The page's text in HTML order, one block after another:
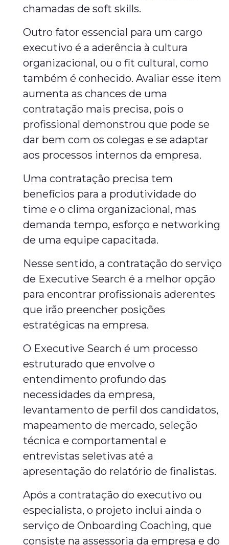
chamadas de soft skills.
Outro fator essencial para um cargo
executivo é a aderência à cultura
organizacional, ou o fit cultural, como
também é conhecido. Avaliar esse item
aumenta as chances de uma
contratação mais precisa, pois o
profissional demonstrou que pode se
dar bem com os colegas e se adaptar
aos processos internos da empresa.
Uma contratação precisa tem
benefícios para a produtividade do
time e o clima organizacional, mas
demanda tempo, esforço e networking
de uma equipe capacitada.
Nesse sentido, a contratação do serviço
de Executive Search é a melhor opção
para encontrar profissionais aderentes
que irão preencher posições
estratégicas na empresa.
O Executive Search é um processo
estruturado que envolve o
entendimento profundo das
necessidades da empresa,
levantamento de perfil dos candidatos,
mapeamento de mercado, seleção
técnica e comportamental e
entrevistas seletivas até a
apresentação do relatório de finalistas.
Após a contratação do executivo ou
especialista, o projeto inclui ainda o
serviço de Onboarding Coaching, que
consiste na assessoria da empresa e do